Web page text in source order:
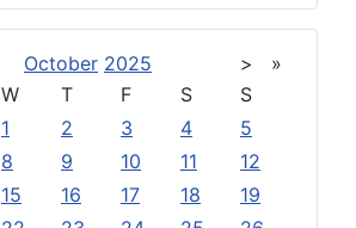
October 2025 >
»
W T F S
S
1 2 3 4
5
8 9 10 11
12
15 16 17 18
19